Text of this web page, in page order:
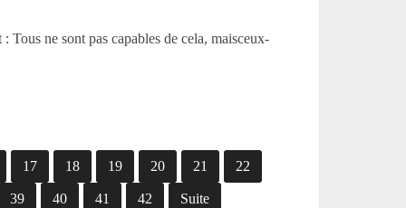
ne sont pas capables de cela, maisceux-
17 18 19 20 21 22
39 40 41 42 Suite